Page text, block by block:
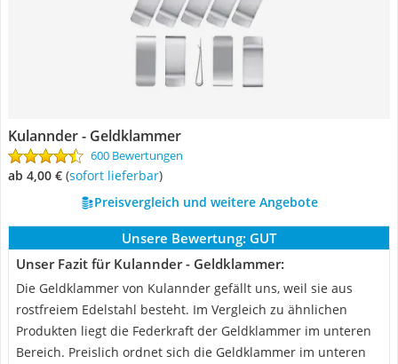
Kulannder - Geldklammer
600 Bewertungen
ab 4,00 € ( Sofort lieferbar)
Preisvergleich und weitere Angebote
Unsere Bewertung: GUT
Unser Fazit für Kulannder - Geldklammer:
Die Geldklammer von Kulannder gefällt uns, weil sie aus
rostfreiem Edelstahl besteht. Im Vergleich zu ähnlichen
Produkten liegt die Federkraft der Geldklammer im unteren
Bereich. Preislich ordnet sich die Geldklammer im unteren